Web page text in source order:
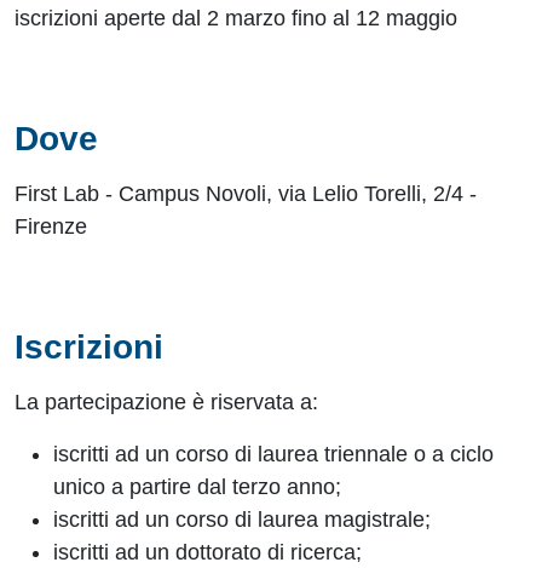
iscrizioni aperte dal 2 marzo fino al 12 maggio
Dove
First Lab - Campus Novoli, via Lelio Torelli, 2/4 -
Firenze
Iscrizioni
La partecipazione è riservata a:
iscritti ad un corso di laurea triennale o a ciclo
unico a partire dal terzo anno;
iscritti ad un corso di laurea magistrale;
iscritti ad un dottorato di ricerca;